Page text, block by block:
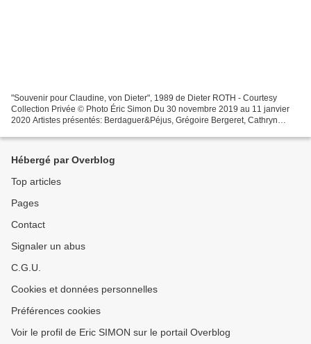
"Souvenir pour Claudine, von Dieter", 1989 de Dieter ROTH - Courtesy
Collection Privée © Photo Éric Simon Du 30 novembre 2019 au 11 janvier
2020 Artistes présentés: Berdaguer&Péjus, Grégoire Bergeret, Cathryn
Hébergé par Overblog
Top articles
Pages
Contact
Signaler un abus
C.G.U.
Cookies et données personnelles
Préférences cookies
Voir le profil de Eric SIMON sur le portail Overblog